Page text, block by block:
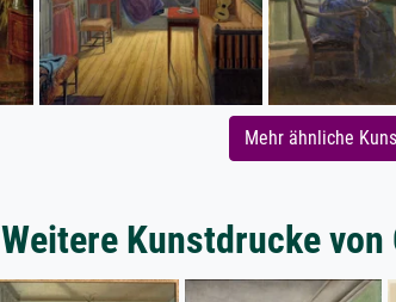
Mehr ähnliche
Weitere Kunstdrucke